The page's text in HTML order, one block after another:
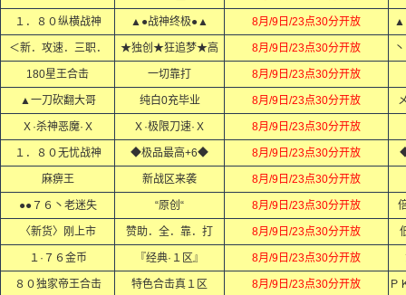
１．８０纵横战神 ▲●战神终极●▲ 8月/9日/23点30分开放
＜新．攻速．三职． ★独创★狂追梦★高 8月/9日/23点30分开放
180星王合击 一切靠打 8月/9日/23点30分开放
▲一刀砍翻大哥 纯白0充毕业 8月/9日/23点30分开放
Ｘ·杀神恶魔·Ｘ Ｘ·极限刀速·Ｘ 8月/9日/23点30分开放
１．８０无忧战神 ◆极品最高+6◆ 8月/9日/23点30分开放
麻痹王 新战区来袭 8月/9日/23点30分开放
●●７６丶老迷失 “原创“ 8月/9日/23点30分开放
〈新货〉刚上市 赞助．全．靠．打 8月/9日/23点30分开放
１·７６金币 『经典·１区』 8月/9日/23点30分开放
８０独家帝王合击 特色合击真１区 8月/9日/23点30分开放